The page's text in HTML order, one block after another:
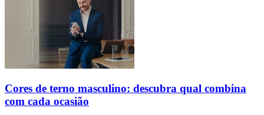
Cores de terno masculino: descubra qual combina
com cada ocasião